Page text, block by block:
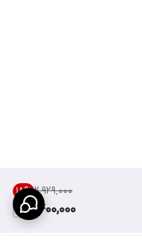
۲٬۹۲۹٬۰۰۰ 18%
2,400,000